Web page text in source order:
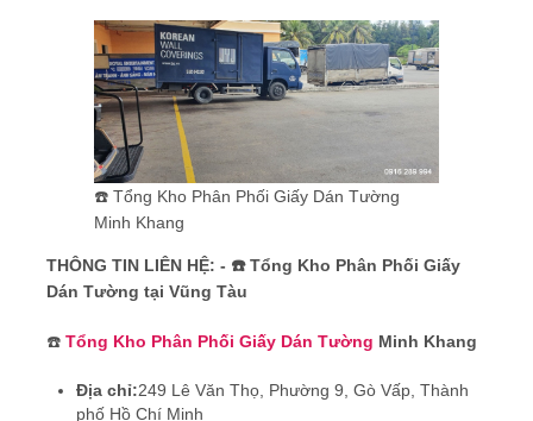
☎️ Tổng Kho Phân Phối Giấy Dán Tường
Minh Khang
THÔNG TIN LIÊN HỆ: - ☎️ Tổng Kho Phân Phối Giấy
Dán Tường tại Vũng Tàu
☎️ Tổng Kho Phân Phối Giấy Dán Tường Minh Khang
Địa chỉ:249 Lê Văn Thọ, Phường 9, Gò Vấp, Thành
phố Hồ Chí Minh